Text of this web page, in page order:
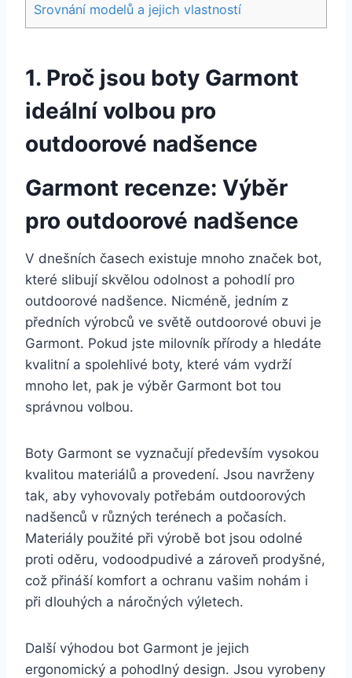
⁣Srovnání modelů a jejich​ vlastností
1. Proč jsou ‍boty Garmont
ideální volbou ‌pro
outdoorové nadšence
Garmont recenze: Výběr
pro outdoorové nadšence
V dnešních časech existuje mnoho značek bot,
které slibují skvělou odolnost a pohodlí pro
outdoorové nadšence.⁢ Nicméně, jedním z‌
předních výrobců ‌ve světě ⁣outdoorové obuvi je
Garmont. Pokud jste milovník přírody a hledáte
kvalitní a spolehlivé boty, které vám vydrží
mnoho ‍let, pak je výběr Garmont bot tou
správnou volbou.
Boty Garmont se vyznačují především vysokou
kvalitou materiálů ⁤a provedení. Jsou navrženy
tak, ⁤aby vyhovovaly potřebám outdoorových
nadšenců v různých terénech a⁤ počasích.
Materiály‍ použité‌ při výrobě ‌bot jsou odolné
⁣proti oděru, vodoodpudivé a zároveň prodyšné,
což přináší komfort a ⁣ochranu vašim ⁤nohám i
při dlouhých a náročných výletech.
Další výhodou bot Garmont je jejich​
ergonomický a pohodlný design. Jsou vyrobeny